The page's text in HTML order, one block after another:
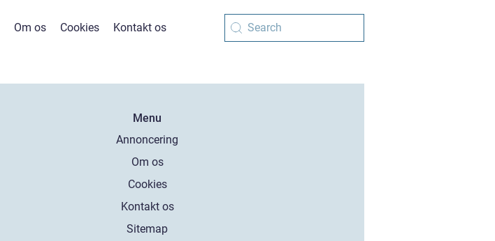
Om os Cookies Kontakt os
Menu
Annoncering
Om os
Cookies
Kontakt os
Sitemap